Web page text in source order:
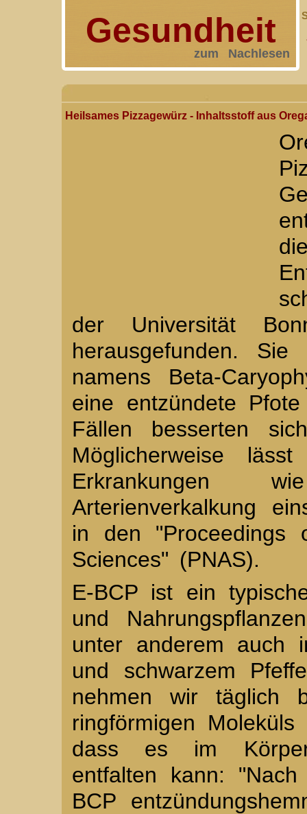
Gesundheit
zum Nachlesen
Heilsames Pizzagewürz - Inhaltsstoff aus
der Universität
herausgefunden.
namens Beta-
eine entzündete
Fällen besserten
Möglicherweise
Erkrankungen
Arterienverkalkung
in den "Proceedings
Sciences" (PNAS).
E-BCP ist ein
und
unter anderem auch
und schwarzem
nehmen wir täglich
ringförmigen
dass es im Körper
entfalten kann:
BCP